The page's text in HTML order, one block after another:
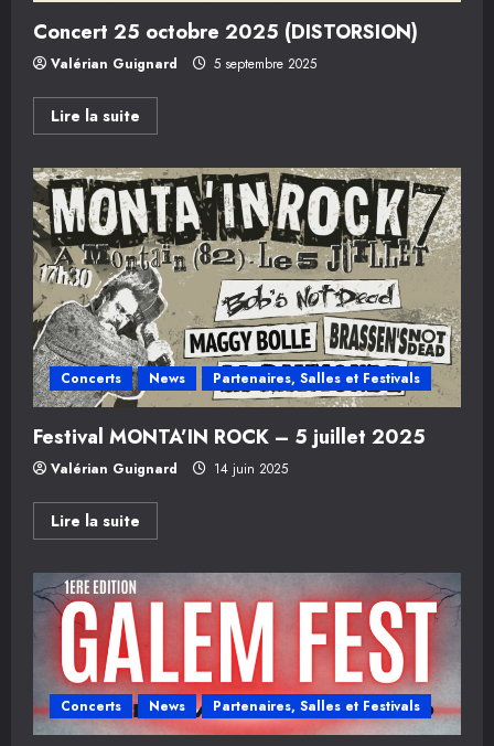
Concert 25 octobre 2025 (DISTORSION)
Valérian Guignard 5 septembre 2025
Lire la suite
savoir
Concert
25
octobre
2025
(DISTORSION)
Concerts News Partenaires, Salles et Festivals
Festival MONTA’IN ROCK – 5 juillet 2025
Valérian Guignard 14 juin 2025
Lire la suite
savoir
Festival
MONTA’IN
ROCK
juillet
2025
Concerts News Partenaires, Salles et Festivals